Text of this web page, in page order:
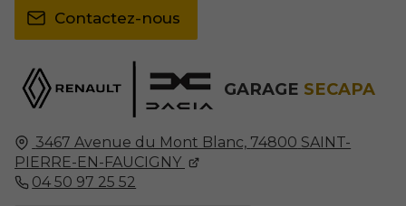
GARAGE SECAPA
3467 Avenue du Mont Blanc, 74800 SAINT-
PIERRE-EN-FAUCIGNY
04 50 97 25 52
Contactez-nous